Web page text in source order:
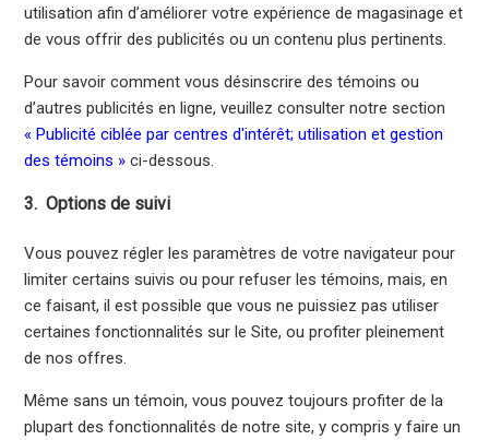
utilisation afin d’améliorer votre expérience de magasinage et
de vous offrir des publicités ou un contenu plus pertinents.
Pour savoir comment vous désinscrire des témoins ou
d’autres publicités en ligne, veuillez consulter notre section
«Publicité ciblée par centres d'intérêt; utilisation et gestion
des témoins »ci-dessous.
3. Options de suivi
Vous pouvez régler les paramètres de votre navigateur pour
limiter certains suivis ou pour refuser les témoins, mais, en
ce faisant, il est possible que vous ne puissiez pas utiliser
certaines fonctionnalités sur le Site, ou profiter pleinement
de nos offres.
Même sans un témoin, vous pouvez toujours profiter de la
plupart des fonctionnalités de notre site, y compris y faire un